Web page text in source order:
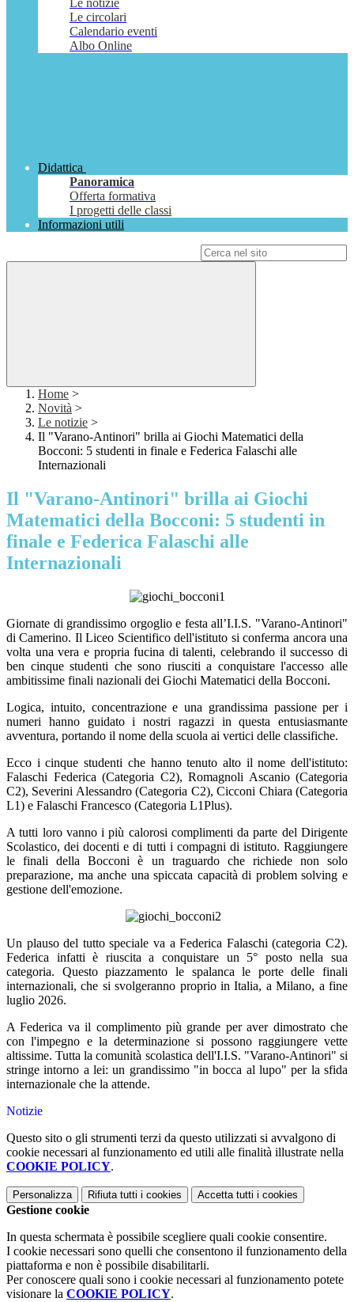
Le notizie
Le circolari
Calendario eventi
Albo Online
Didattica
Panoramica
Offerta formativa
I progetti delle classi
Informazioni utili
Home >
Novità >
Le notizie >
Il "Varano-Antinori" brilla ai Giochi Matematici della
Bocconi: 5 studenti in finale e Federica Falaschi alle
Internazionali
Il "Varano-Antinori" brilla ai Giochi
Matematici della Bocconi: 5 studenti in
finale e Federica Falaschi alle
Internazionali
Giornate di grandissimo orgoglio e festa all’I.I.S. "Varano-Antinori"
di Camerino. Il Liceo Scientifico dell'istituto si conferma ancora una
volta una vera e propria fucina di talenti, celebrando il successo di
ben cinque studenti che sono riusciti a conquistare l'accesso alle
ambitissime finali nazionali dei Giochi Matematici della Bocconi.
Logica, intuito, concentrazione e una grandissima passione per i
numeri hanno guidato i nostri ragazzi in questa entusiasmante
avventura, portando il nome della scuola ai vertici delle classifiche.
Ecco i cinque studenti che hanno tenuto alto il nome dell'istituto:
Falaschi Federica (Categoria C2), Romagnoli Ascanio (Categoria
C2), Severini Alessandro (Categoria C2), Cicconi Chiara (Categoria
L1) e Falaschi Francesco (Categoria L1Plus).
A tutti loro vanno i più calorosi complimenti da parte del Dirigente
Scolastico, dei docenti e di tutti i compagni di istituto. Raggiungere
le finali della Bocconi è un traguardo che richiede non solo
preparazione, ma anche una spiccata capacità di problem solving e
gestione dell'emozione.
Un plauso del tutto speciale va a Federica Falaschi (categoria C2).
Federica infatti è riuscita a conquistare un 5° posto nella sua
categoria. Questo piazzamento le spalanca le porte delle finali
internazionali, che si svolgeranno proprio in Italia, a Milano, a fine
luglio 2026.
A Federica va il complimento più grande per aver dimostrato che
con l'impegno e la determinazione si possono raggiungere vette
altissime. Tutta la comunità scolastica dell'I.I.S. "Varano-Antinori" si
stringe intorno a lei: un grandissimo "in bocca al lupo" per la sfida
internazionale che la attende.
Notizie
Questo sito o gli strumenti terzi da questo utilizzati si avvalgono di
cookie necessari al funzionamento ed utili alle finalità illustrate nella
COOKIE POLICY.
Personalizza Rifiuta tutti i cookies Accetta tutti i cookies
Gestione cookie
In questa schermata è possibile scegliere quali cookie consentire.
I cookie necessari sono quelli che consentono il funzionamento della
piattaforma e non è possibile disabilitarli.
Per conoscere quali sono i cookie necessari al funzionamento potete
visionare la COOKIE POLICY.